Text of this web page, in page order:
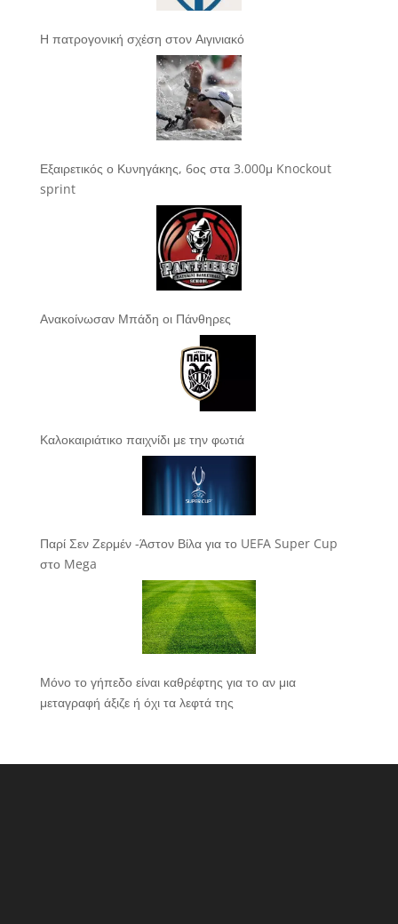
Η πατρογονική σχέση στον Αιγινιακό
Εξαιρετικός ο Κυνηγάκης, 6ος στα 3.000μ Knockout
sprint
Ανακοίνωσαν Μπάδη οι Πάνθηρες
Καλοκαιριάτικο παιχνίδι με την φωτιά
Παρί Σεν Ζερμέν -Άστον Βίλα για το UEFA Super Cup
στο Mega
Μόνο το γήπεδο είναι καθρέφτης για το αν μια
μεταγραφή άξιζε ή όχι τα λεφτά της